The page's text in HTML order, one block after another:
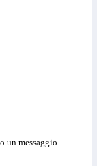
un messaggio